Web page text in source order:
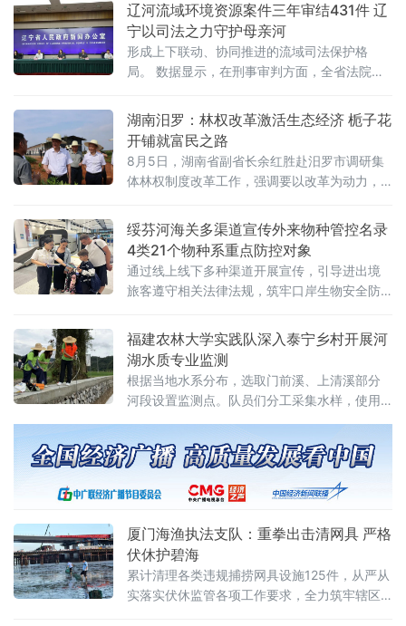
辽河流域环境资源案件三年审结431件 辽
宁以司法之力守护母亲河
形成上下联动、协同推进的流域司法保护格
局。 数据显示，在刑事审判方面，全省法院依
产品、非法占用农用地等犯罪
湖南汨罗：林权改革激活生态经济 栀子花
开铺就富民之路
8月5日，湖南省副省长余红胜赴汨罗市调研集
体林权制度改革工作，强调要以改革为动力，
一条产业优、百姓富、生态美的绿色发展新
路。在屈子祠镇徽山村栀子产业示范基地，余
红胜实地察看基地建设情况，详细了解集体林
权制度改革推进进展。他指出，集体林权制度
改革是深化农村改革的重要内容，也是实现乡
源，因地制宜精准施策，充分发挥栀子等林业
绥芬河海关多渠道宣传外来物种管控名录
4类21个物种系重点防控对象
通过线上线下多种渠道开展宣传，引导进出境
旅客遵守相关法律法规，筑牢口岸生物安全防
源部、生态环境部、住房城乡建设部和国家林
草局联合发布，共涵盖昆虫、软体动物、鱼
类、两栖动物4类21个科属种。名录实施后，未
经批准擅自引进名录内外来物种的，海关将依
法予以处罚。在宣传
福建农林大学实践队深入泰宁乡村开展河
湖水质专业监测
根据当地水系分布，选取门前溪、上清溪部分
河段设置监测点。队员们分工采集水样，使用
据，获取流域水环境基础资料。实践队表示，
后续将汇总分析监测数据，并继续开
厦门海渔执法支队：重拳出击清网具 严格
伏休护碧海
累计清理各类违规捕捞网具设施125件，从严从
实落实伏休监管各项工作要求，全力筑牢辖区